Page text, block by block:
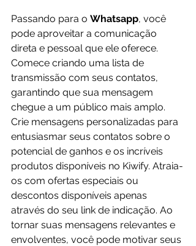
Passando para o Whatsapp, você
pode aproveitar a comunicação
direta e pessoal que ele oferece.
Comece criando uma lista de
transmissão com seus contatos,
garantindo que sua mensagem
chegue a um público mais amplo.
Crie mensagens personalizadas para
entusiasmar seus contatos sobre o
potencial de ganhos e os incríveis
produtos disponíveis no Kiwify. Atraia-
os com ofertas especiais ou
descontos disponíveis apenas
através do seu link de indicação. Ao
tornar suas mensagens relevantes e
envolventes, você pode motivar seus